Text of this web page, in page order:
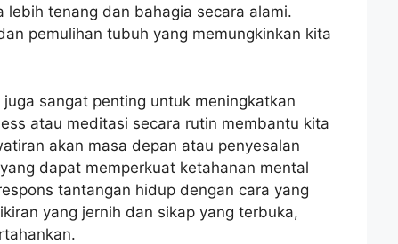
lebih tenang dan bahagia secara alami.
pemulihan tubuh yang memungkinkan kita
sangat penting untuk meningkatkan
atau meditasi secara rutin membantu kita
akan masa depan atau penyesalan
dapat memperkuat ketahanan mental
tantangan hidup dengan cara yang
yang jernih dan sikap yang terbuka,